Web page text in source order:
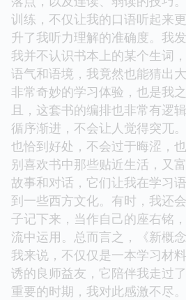
训练，不仅让我的口语听起来
升了我听力理解的准确度。我
我并不认识书本上的某个生词
语气和语境，我竟然也能猜出
非常奇妙的学习体验，也是我
且，这套书的编排也非常有逻
循序渐进，不会让人觉得突兀
也恰到好处，不会过于晦涩，
别喜欢书中那些贴近生活，又
故事和对话，它们让我在学习
到一些西方文化。有时，我还
子记下来，当作自己的座右铭
流中运用。总而言之，《新概
我来说，不仅仅是一本学习材
诱的良师益友，它陪伴我走过
重要的时期，我对此感激不尽。